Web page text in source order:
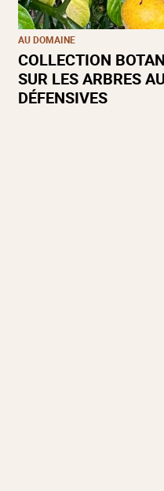
AU DOMAINE
COLLECTION
SUR LES ARBRES
DÉFENSIVES